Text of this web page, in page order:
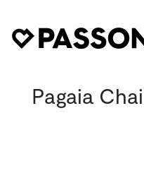
Pagaia